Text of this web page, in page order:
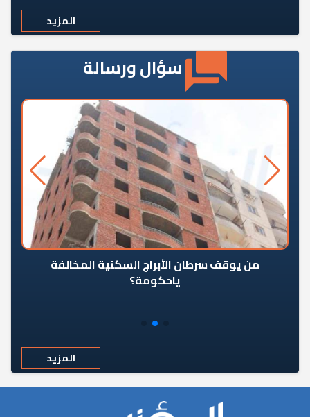
المزيد
سؤال ورسالة
من يوقف سرطان الأبراج السكنية المخالفة
ياحكومة؟
المزيد